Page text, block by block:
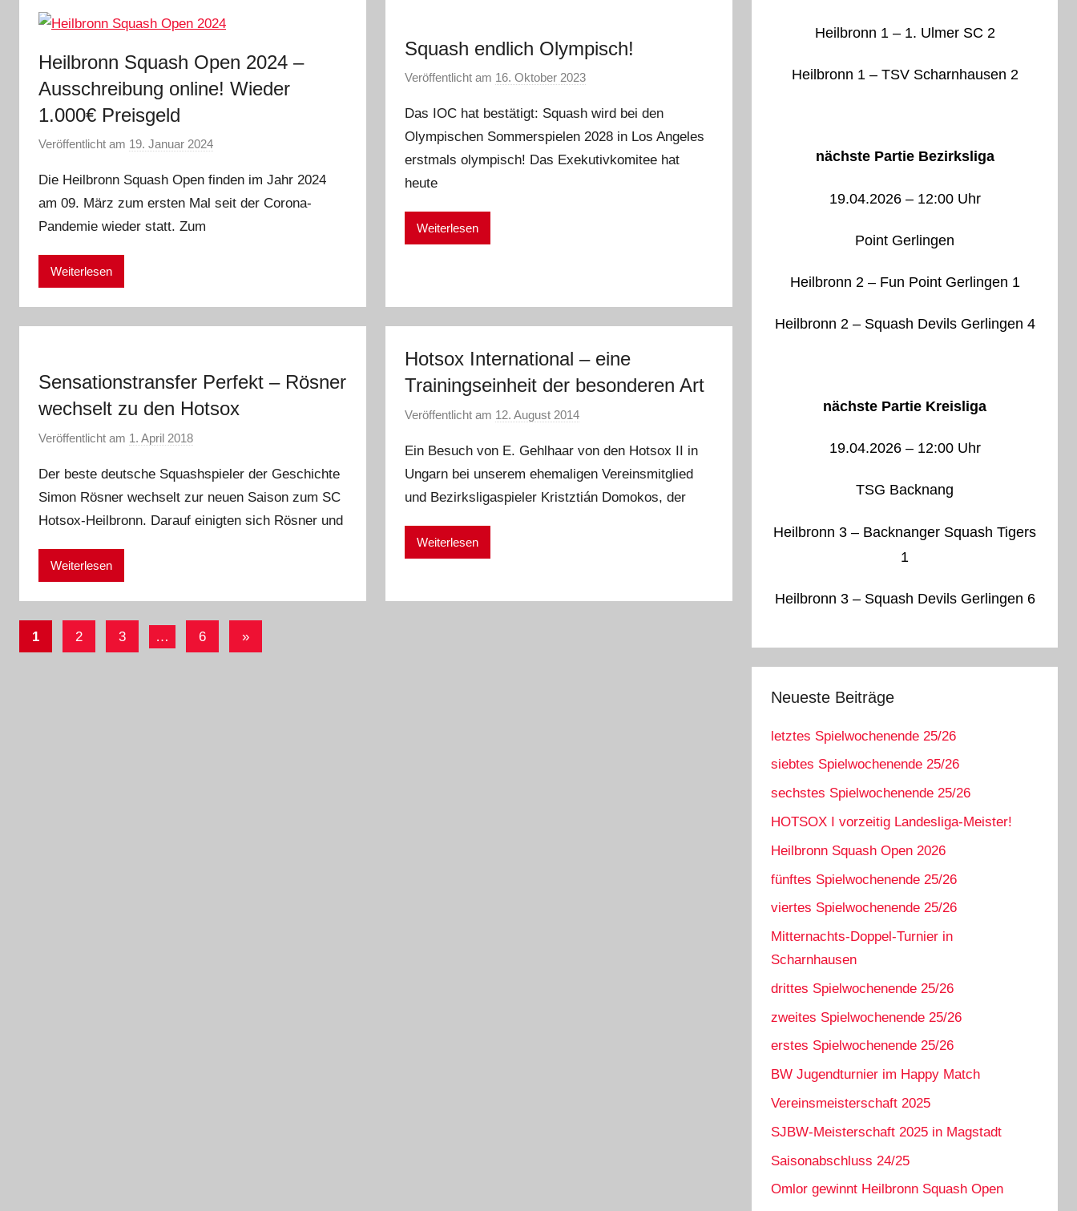
Heilbronn Squash Open 2024 –
Ausschreibung online! Wieder
1.000€ Preisgeld
Veröffentlicht am 19. Januar 2024
n
E
Die Heilbronn Squash Open finden im Jahr 2024
am 09. März zum ersten Mal seit der Corona-
Pandemie wieder statt. Zum
Weiterlesen
Squash endlich Olympisch!
Veröffentlicht am 16. Oktober 2023
n
E
i
Das IOC hat bestätigt: Squash wird bei den
Olympischen Sommerspielen 2028 in Los Angeles
erstmals olympisch! Das Exekutivkomitee hat
heute
Weiterlesen
Sensationstransfer Perfekt – Rösner
wechselt zu den Hotsox
Veröffentlicht am 1. April 2018
n
E
i
Der beste deutsche Squashspieler der Geschichte
Simon Rösner wechselt zur neuen Saison zum SC
Hotsox-Heilbronn. Darauf einigten sich Rösner und
Weiterlesen
Hotsox International – eine
Trainingseinheit der besonderen Art
Veröffentlicht am 12. August 2014
n
E
i
Ein Besuch von E. Gehlhaar von den Hotsox II in
Ungarn bei unserem ehemaligen Vereinsmitglied
und Bezirksligaspieler Kristztián Domokos, der
Weiterlesen
Seitennummerierung
1 2 3 … 6
Nächste
»
Heilbronn 1 – 1. Ulmer SC 2
Heilbronn 1 – TSV Scharnhausen 2
nächste Partie Bezirksliga
19.04.2026 – 12:00 Uhr
Point Gerlingen
Heilbronn 2 – Fun Point Gerlingen 1
Heilbronn 2 – Squash Devils Gerlingen 4
nächste Partie Kreisliga
19.04.2026 – 12:00 Uhr
TSG Backnang
Heilbronn 3 – Backnanger Squash Tigers
1
Heilbronn 3 – Squash Devils Gerlingen 6
Neueste Beiträge
letztes Spielwochenende 25/26
siebtes Spielwochenende 25/26
sechstes Spielwochenende 25/26
HOTSOX I vorzeitig Landesliga-Meister!
Heilbronn Squash Open 2026
fünftes Spielwochenende 25/26
viertes Spielwochenende 25/26
Mitternachts-Doppel-Turnier in
Scharnhausen
drittes Spielwochenende 25/26
zweites Spielwochenende 25/26
erstes Spielwochenende 25/26
BW Jugendturnier im Happy Match
Vereinsmeisterschaft 2025
SJBW-Meisterschaft 2025 in Magstadt
Saisonabschluss 24/25
Omlor gewinnt Heilbronn Squash Open